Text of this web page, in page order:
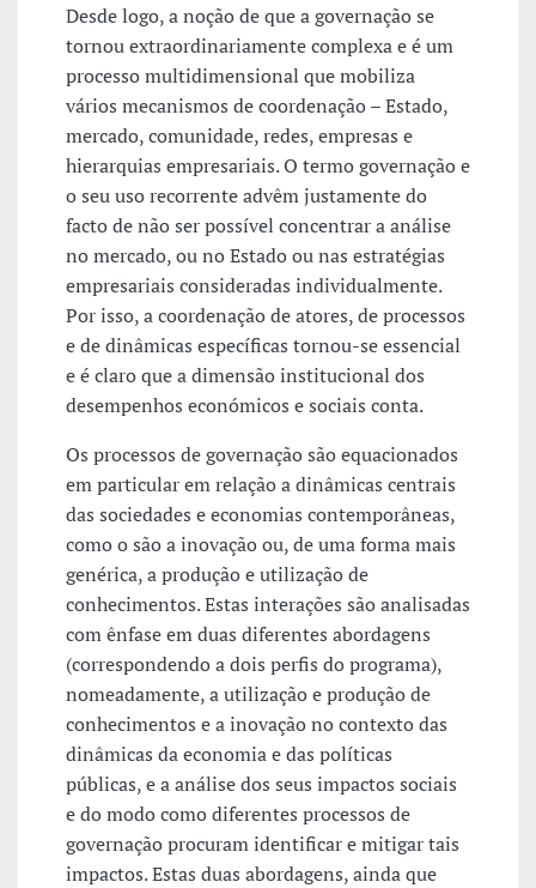
Desde logo, a noção de que a governação se
tornou extraordinariamente complexa e é um
processo multidimensional que mobiliza
vários mecanismos de coordenação – Estado,
mercado, comunidade, redes, empresas e
hierarquias empresariais. O termo governação e
o seu uso recorrente advêm justamente do
facto de não ser possível concentrar a análise
no mercado, ou no Estado ou nas estratégias
empresariais consideradas individualmente.
Por isso, a coordenação de atores, de processos
e de dinâmicas específicas tornou-se essencial
e é claro que a dimensão institucional dos
desempenhos económicos e sociais conta.
Os processos de governação são equacionados
em particular em relação a dinâmicas centrais
das sociedades e economias contemporâneas,
como o são a inovação ou, de uma forma mais
genérica, a produção e utilização de
conhecimentos. Estas interações são analisadas
com ênfase em duas diferentes abordagens
(correspondendo a dois perfis do programa),
nomeadamente, a utilização e produção de
conhecimentos e a inovação no contexto das
dinâmicas da economia e das políticas
públicas, e a análise dos seus impactos sociais
e do modo como diferentes processos de
governação procuram identificar e mitigar tais
impactos. Estas duas abordagens, ainda que